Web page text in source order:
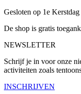
Gesloten op 1e
De shop is gratis
NEWSLETTER
Schrijf je in voor onze
activiteiten zoals
INSCHRIJVEN